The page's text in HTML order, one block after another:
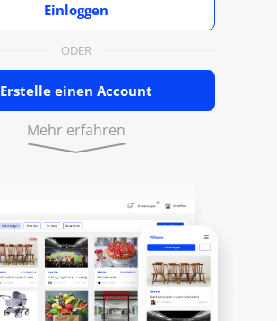
Einloggen
ODER
Erstelle einen Account
Mehr erfahren